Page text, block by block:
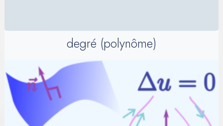
degré (polynôme)